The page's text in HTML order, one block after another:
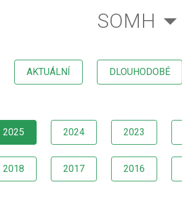
SOMH
AKTUÁLNÍ DLOUHODOBÉ
2025 2024 2023
2018 2017 2016